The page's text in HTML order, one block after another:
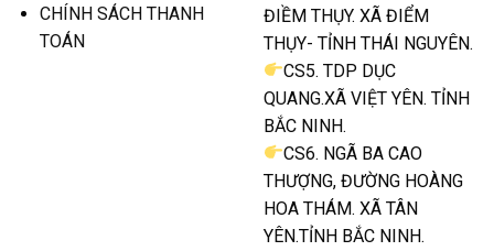
CHÍNH SÁCH THANH
TOÁN
ĐIỀM THỤY. XÃ ĐIỂM
THỤY- TỈNH THÁI NGUYÊN.
CS5. TDP DỤC
QUANG.XÃ VIỆT YÊN. TỈNH
BẮC NINH.
CS6. NGÃ BA CAO
THƯỢNG, ĐƯỜNG HOÀNG
HOA THÁM. XÃ TÂN
YÊN.TỈNH BẮC NINH.